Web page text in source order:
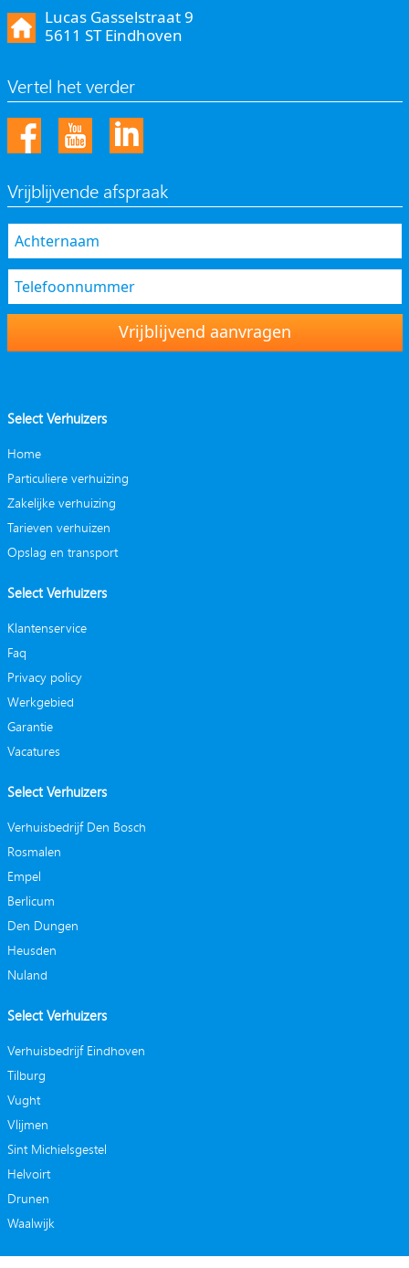
Lucas Gasselstraat 9
5611 ST Eindhoven
Vertel het verder
Vrijblijvende afspraak
Vrijblijvend aanvragen
Select Verhuizers
Home
Particuliere verhuizing
Zakelijke verhuizing
Tarieven verhuizen
Opslag en transport
Select Verhuizers
Klantenservice
Faq
Privacy policy
Werkgebied
Garantie
Vacatures
Select Verhuizers
Verhuisbedrijf Den Bosch
Rosmalen
Empel
Berlicum
Den Dungen
Heusden
Nuland
Select Verhuizers
Verhuisbedrijf Eindhoven
Tilburg
Vught
Vlijmen
Sint Michielsgestel
Helvoirt
Drunen
Waalwijk